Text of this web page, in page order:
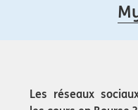
Les réseaux